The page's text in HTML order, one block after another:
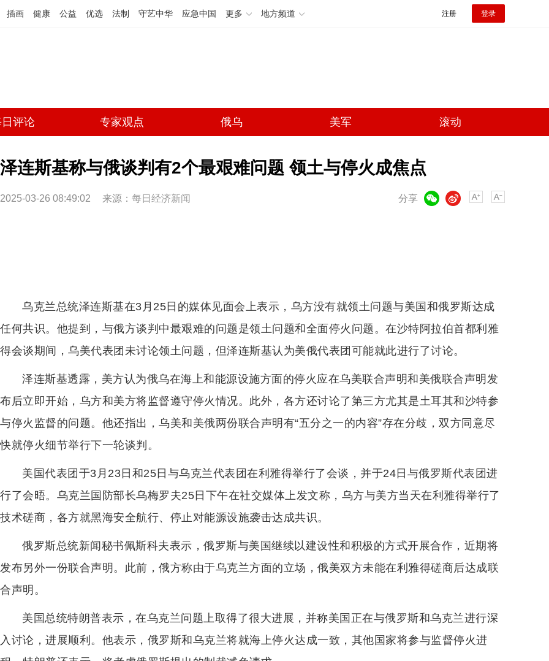
插画 健康 公益 优选 法制 守艺中华 应急中国 更多 地方频道 注册 登录
评论 专家观点 俄乌 美军 滚动
泽连斯基称与俄谈判有2个最艰难问题 领土与停火成焦点
2025-03-26 08:49:02 来源： 每日经济新闻 分享
微博
乌克兰总统泽连斯基在3月25日的媒体见面会上表示，乌方没有就领土问题与美国和俄罗斯达成
任何共识。他提到，与俄方谈判中最艰难的问题是领土问题和全面停火问题。在沙特阿拉伯首都利雅
得会谈期间，乌美代表团未讨论领土问题，但泽连斯基认为美俄代表团可能就此进行了讨论。
泽连斯基透露，美方认为俄乌在海上和能源设施方面的停火应在乌美联合声明和美俄联合声明发
布后立即开始，乌方和美方将监督遵守停火情况。此外，各方还讨论了第三方尤其是土耳其和沙特参
与停火监督的问题。他还指出，乌美和美俄两份联合声明有“五分之一的内容”存在分歧，双方同意尽
快就停火细节举行下一轮谈判。
美国代表团于3月23日和25日与乌克兰代表团在利雅得举行了会谈，并于24日与俄罗斯代表团进
行了会晤。乌克兰国防部长乌梅罗夫25日下午在社交媒体上发文称，乌方与美方当天在利雅得举行了
技术磋商，各方就黑海安全航行、停止对能源设施袭击达成共识。
俄罗斯总统新闻秘书佩斯科夫表示，俄罗斯与美国继续以建设性和积极的方式开展合作，近期将
发布另外一份联合声明。此前，俄方称由于乌克兰方面的立场，俄美双方未能在利雅得磋商后达成联
合声明。
美国总统特朗普表示，在乌克兰问题上取得了很大进展，并称美国正在与俄罗斯和乌克兰进行深
入讨论，进展顺利。他表示，俄罗斯和乌克兰将就海上停火达成一致，其他国家将参与监督停火进